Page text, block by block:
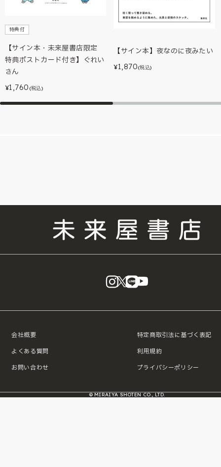
特典付
【サイン本・未来屋書店限定
特典ポストカード付き】ぐれい
さん
¥1,760 (税込)
【サイン本】夜なのに夜みたい
¥1,870(税込)
instagram
X LINE
会社概要
よくある質問
お問い合わせ
特定商取引法に基づく表記
利用規約
プライバシーポリシー
© MIRAIYA SHOTEN CO., LTD.